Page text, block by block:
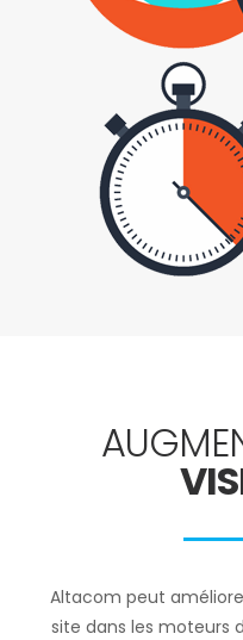
Altacom peut
site dans les moteurs